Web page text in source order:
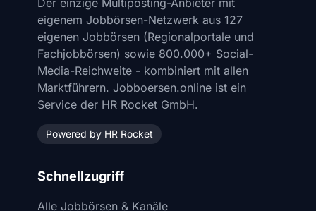
Der einzige Multiposting-Anbieter mit
eigenem Jobbörsen-Netzwerk aus 127
eigenen Jobbörsen (Regionalportale und
Fachjobbörsen) sowie 800.000+ Social-
Media-Reichweite - kombiniert mit allen
Marktführern. Jobboersen.online ist ein
Service der HR Rocket GmbH.
Powered by HR Rocket
Schnellzugriff
Alle Jobbörsen & Kanäle